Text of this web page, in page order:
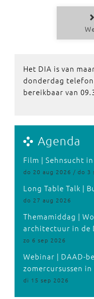
Het DIA is van
donderdag
bereikbaar van
Agenda
Film | Sehnsucht
do 20 aug 2026 / do 3
Long Table Talk |
do 27 aug 2026
Themamiddag |
architectuur in de
zo 6 sep 2026
Webinar | DAAD-
zomercursussen
di 15 sep 2026